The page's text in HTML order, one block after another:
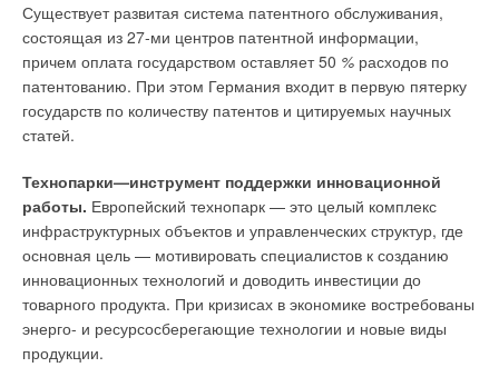
Существует развитая система патентного обслуживания,
состоящая из 27-ми центров патентной информации,
причем оплата государством оставляет 50 % расходов по
патентованию. При этом Германия входит в первую пятерку
государств по количеству патентов и цитируемых научных
статей.
Технопарки—инструмент поддержки инновационной
работы. Европейский технопарк — это целый комплекс
инфраструктурных объектов и управленческих структур, где
основная цель — мотивировать специалистов к созданию
инновационных технологий и доводить инвестиции до
товарного продукта. При кризисах в экономике востребованы
энерго- и ресурсосберегающие технологии и новые виды
продукции.